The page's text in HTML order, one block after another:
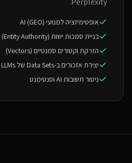
אופטימיזציה למנועי AI (GEO)
בניית סמכות ישות (Entity Authority)
הזרקת וקטורים סמנטיים (Vectors)
יצירת אזכורים ב-Data Sets של LLMs
ניטור תשובות AI וסנטימנט